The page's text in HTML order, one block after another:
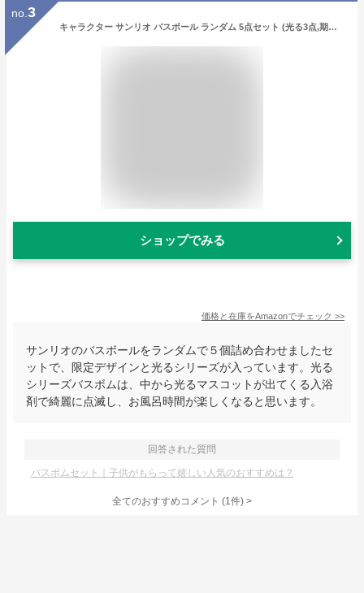
no. 3
キャラクター サンリオ バスボール ランダム 5点セット (光る3点,期間限定2点) シュワたま 詰め合わせ 光る 入浴剤 子供 男の子 女の子 セット プレゼント 福袋 光る 期間限定 限定シリーズ
ショップでみる
価格と在庫をAmazonでチェック >>
サンリオのバスボールをランダムで５個詰め合わせましたセ
ットで、限定デザインと光るシリーズが入っています。光る
シリーズバスボムは、中から光るマスコットが出てくる入浴
剤で綺麗に点滅し、お風呂時間が楽しくなると思います。
回答された質問
バスボムセット｜子供がもらって嬉しい人気のおすすめは？
全てのおすすめコメント (1件) >